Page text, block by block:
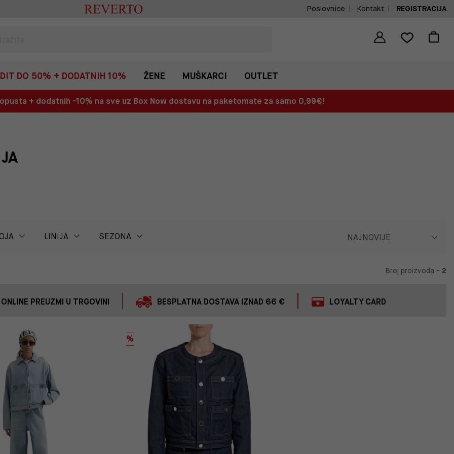
Poslovnice Kontakt REGISTRACIJA
DO 50% + DODATNIH 10% ŽENE MUŠKARCI OUTLET
+ dodatnih -10% na sve uz Box Now dostavu na paketomate za samo 0,99€!
LINIJA SEZONA
Broj proizvoda - 2
PREUZMI U TRGOVINI BESPLATNA DOSTAVA IZNAD 66 € LOYALTY CARD
%